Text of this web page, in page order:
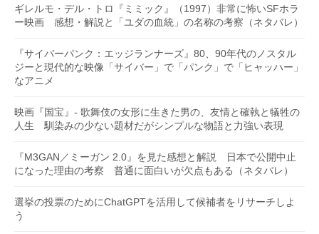
ギレルモ・デル・トロ『ミミック』（1997）非常に怖いSFホラ
ー映画 感想・解説と「ユダの血統」の名称の考察（ネタバレ）
『サイバーパンク：エッジランナーズ』80、90年代のノスタル
ジーと現代的な映像「サイバー」で「パンク」で「ヒャッハー」
なアニメ
映画『国宝』- 歌舞伎の女形に生きた男の、友情と確執と犠牲の
人生 馴染みの少ない題材だがシンプルな物語と力強い表現
『M3GAN／ミーガン 2.0』を見た感想と解説 日本で公開中止
になった理由の考察 普通に面白いが欠点もある（ネタバレ）
選挙の投票のためにChatGPTを活用して候補者をリサーチしよ
う